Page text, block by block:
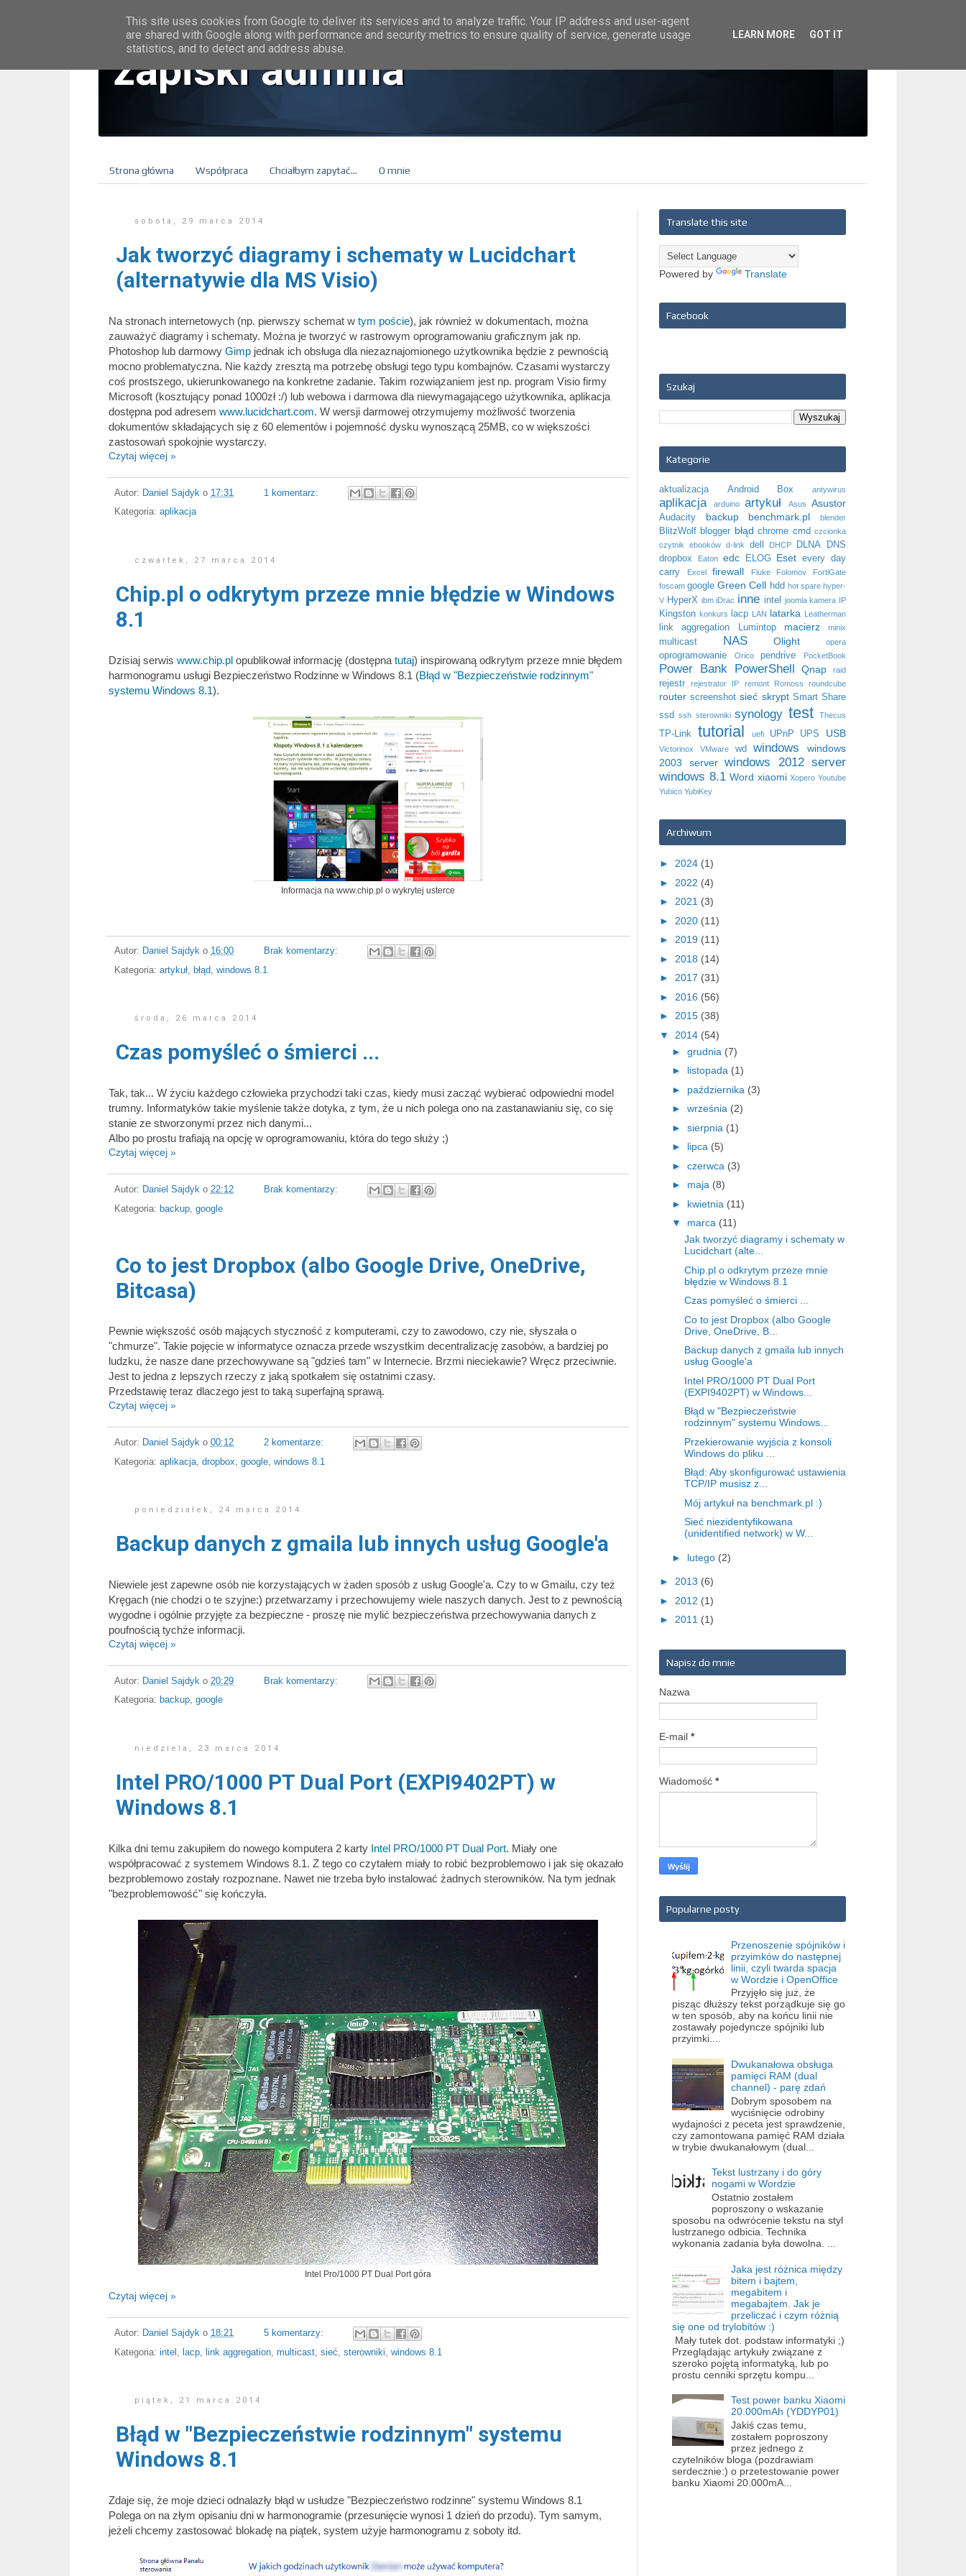
zapiski admina
Strona główna Współpraca Chciałbym zapytać... O mnie
sobota, 29 marca 2014
Jak tworzyć diagramy i schematy w Lucidchart
(alternatywie dla MS Visio)
Na stronach internetowych (np. pierwszy schemat w tym poście), jak również w dokumentach, można
zauważyć diagramy i schematy. Można je tworzyć w rastrowym oprogramowaniu graficznym jak np.
Photoshop lub darmowy Gimp jednak ich obsługa dla niezaznajomionego użytkownika będzie z pewnością
mocno problematyczna. Nie każdy zresztą ma potrzebę obsługi tego typu kombajnów. Czasami wystarczy
coś prostszego, ukierunkowanego na konkretne zadanie. Takim rozwiązaniem jest np. program Visio firmy
Microsoft (kosztujący ponad 1000zł :/) lub webowa i darmowa dla niewymagającego użytkownika, aplikacja
dostępna pod adresem www.lucidchart.com. W wersji darmowej otrzymujemy możliwość tworzenia
dokumentów składających się z 60 elementów i pojemność dysku wynoszącą 25MB, co w większości
zastosowań spokojnie wystarczy.
Czytaj więcej »
Autor: Daniel Sajdyk o 17:31
1 komentarz:
Kategoria: aplikacja
czwartek, 27 marca 2014
Chip.pl o odkrytym przeze mnie błędzie w Windows
8.1
Dzisiaj serwis www.chip.pl opublikował informację (dostępna tutaj) inspirowaną odkrytym przeze mnie błędem
harmonogramu usługi Bezpieczeństwo Rodzinne w Windows 8.1 (Błąd w "Bezpieczeństwie rodzinnym"
systemu Windows 8.1).
Informacja na www.chip.pl o wykrytej usterce
Autor: Daniel Sajdyk o 16:00
Brak komentarzy:
Kategoria: artykuł, błąd, windows 8.1
środa, 26 marca 2014
Czas pomyśleć o śmierci ...
Tak, tak... W życiu każdego człowieka przychodzi taki czas, kiedy musi zacząć wybierać odpowiedni model
trumny. Informatyków takie myślenie także dotyka, z tym, że u nich polega ono na zastanawianiu się, co się
stanie ze stworzonymi przez nich danymi...
Albo po prostu trafiają na opcję w oprogramowaniu, która do tego służy ;)
Czytaj więcej »
Autor: Daniel Sajdyk o 22:12
Brak komentarzy:
Kategoria: backup google
Co to jest Dropbox (albo Google Drive, OneDrive,
Bitcasa)
Pewnie większość osób mających styczność z komputerami, czy to zawodowo, czy nie, słyszała o
"chmurze". Takie pojęcie w informatyce oznacza przede wszystkim decentralizację zasobów, a bardziej po
ludzku, że nasze dane przechowywane są "gdzieś tam" w Internecie. Brzmi nieciekawie? Wręcz przeciwnie.
Jest to jedna z lepszych rzeczy z jaką spotkałem się ostatnimi czasy.
Przedstawię teraz dlaczego jest to taką superfajną sprawą.
Czytaj więcej »
Autor: Daniel Sajdyk o 00:12
2 komentarze:
Kategoria: aplikacja dropbox google windows 8.1
poniedziałek, 24 marca 2014
Backup danych z gmaila lub innych usług Google'a
Niewiele jest zapewne osób nie korzystających w żaden sposób z usług Google'a. Czy to w Gmailu, czy też
Kręgach (nie chodzi o te szyjne:) przetwarzamy i przechowujemy wiele naszych danych. Jest to z pewnością
wygodne i ogólnie przyjęte za bezpieczne - proszę nie mylić bezpieczeństwa przechowywania danych z
poufnością tychże informacji.
Czytaj więcej »
Autor: Daniel Sajdyk o 20:29
Brak komentarzy:
Kategoria: backup, google
niedziela, 23 marca 2014
Intel PRO/1000 PT Dual Port (EXPI9402PT) w
Windows 8.1
Kilka dni temu zakupiłem do nowego komputera 2 karty Intel PRO/1000 PT Dual Port. Miały one
współpracować z systemem Windows 8.1. Z tego co czytałem miały to robić bezproblemowo i jak się okazało
bezproblemowo zostały rozpoznane. Nawet nie trzeba było instalować żadnych sterowników. Na tym jednak
"bezproblemowość" się kończyła.
Intel Pro/1000 PT Dual Port góra
Czytaj więcej »
Autor: Daniel Sajdyk o 18:21
5 komentarzy:
Kategoria: intel lacp link aggregation multicast sieć sterowniki windows 8.1
piątek, 21 marca 2014
Błąd w "Bezpieczeństwie rodzinnym" systemu
Windows 8.1
Zdaje się, że moje dzieci odnalazły błąd w usłudze "Bezpieczeństwo rodzinne" systemu Windows 8.1
Polega on na złym opisaniu dni w harmonogramie (przesunięcie wynosi 1 dzień do przodu). Tym samym,
jeżeli chcemy zastosować blokadę na piątek, system użyje harmonogramu z soboty itd.
Translate this site
Powered by Translate
Facebook
Szukaj
Kategorie
aktualizacja Android Box antywirus
aplikacja arduino artykuł Asus Asustor
Audacity backup benchmark.pl blender
BlitzWolf blogger błąd chrome cmd czcionka
czytnik ebooków d-link dell DHCP DLNA
DNS
dropbox
Eaton edc ELOG Eset every day
carry
Excel firewall Fluke Folomov
FortiGate
foscam google Green Cell hdd hot spare hyper-
V HyperX ibm iDrac inne intel joomla kamera IP
Kingston konkurs lacp LAN latarka Leatherman
link aggregation Lumintop macierz minix
multicast NAS Olight opera
oprogramowanie Orico pendrive PocketBook
Power Bank PowerShell Qnap raid
rejestr rejestrator IP remont Romoss roundcube
router screenshot sieć skrypt Smart Share
ssd
ssh sterowniki synology test Thecus
TP-Link tutorial uefi UPnP UPS USB
Victorinox VMware wd windows
windows
2003 server windows 2012 server
windows 8.1 Word xiaomi Xopero Youtube
Yubico YubiKey
Archiwum
► 2024 (1)
► 2022 (4)
► 2021 (3)
► 2020 (11)
► 2019 (11)
► 2018 (14)
► 2017 (31)
► 2016 (56)
► 2015 (38)
▼ 2014 (54)
► grudnia (7)
► listopada (1)
► października (3)
► września (2)
► sierpnia (1)
► lipca (5)
► czerwca (3)
► maja (8)
► kwietnia (11)
▼ marca (11)
Jak tworzyć diagramy i schematy w
Lucidchart (alte...
Chip.pl o odkrytym przeze mnie
błędzie w Windows 8.1
Czas pomyśleć o śmierci ...
Co to jest Dropbox (albo Google
Drive, OneDrive, B...
Backup danych z gmaila lub innych
usług Google'a
Intel PRO/1000 PT Dual Port
(EXPI9402PT) w Windows...
Błąd w "Bezpieczeństwie
rodzinnym" systemu Windows...
Przekierowanie wyjścia z konsoli
Windows do pliku ...
Błąd: Aby skonfigurować ustawienia
TCP/IP musisz z...
Mój artykuł na benchmark.pl :)
Sieć niezidentyfikowana
(unidentified network) w W...
► lutego (2)
► 2013 (6)
► 2012 (1)
► 2011 (1)
Napisz do mnie
Nazwa
E-mail *
Wiadomość *
Popularne posty
Przenoszenie spójników i
przyimków do następnej
linii, czyli twarda spacja
w Wordzie i OpenOffice
Przyjęło się już, że
pisząc dłuższy tekst porządkuje się go
w ten sposób, aby na końcu linii nie
zostawały pojedyncze spójniki lub
przyimki....
Dwukanałowa obsługa
pamięci RAM (dual
channel) - parę zdań
Dobrym sposobem na
wyciśnięcie odrobiny
wydajności z peceta jest sprawdzenie,
czy zamontowana pamięć RAM działa
w trybie dwukanałowym (dual...
Tekst lustrzany i do góry
nogami w Wordzie
Ostatnio zostałem
poproszony o wskazanie
sposobu na odwrócenie tekstu na styl
lustrzanego odbicia. Technika
wykonania zadania była dowolna. ...
Jaka jest różnica między
bitem i bajtem,
megabitem i
megabajtem. Jak je
przeliczać i czym różnią
się one od trylobitów :)
Mały tutek dot. podstaw informatyki ;)
Przeglądając artykuły związane z
szeroko pojętą informatyką, lub po
prostu cenniki sprzętu kompu...
Test power banku Xiaomi
20.000mAh (YDDYP01)
Jakiś czas temu,
zostałem poproszony
przez jednego z
czytelników bloga (pozdrawiam
serdecznie:) o przetestowanie power
banku Xiaomi 20.000mA...
This site uses cookies from Google to deliver its services and to analyze traffic. Your IP address and user-agent
are shared with Google along with performance and security metrics to ensure quality of service, generate usage
statistics, and to detect and address abuse.
LEARN MORE GOT IT